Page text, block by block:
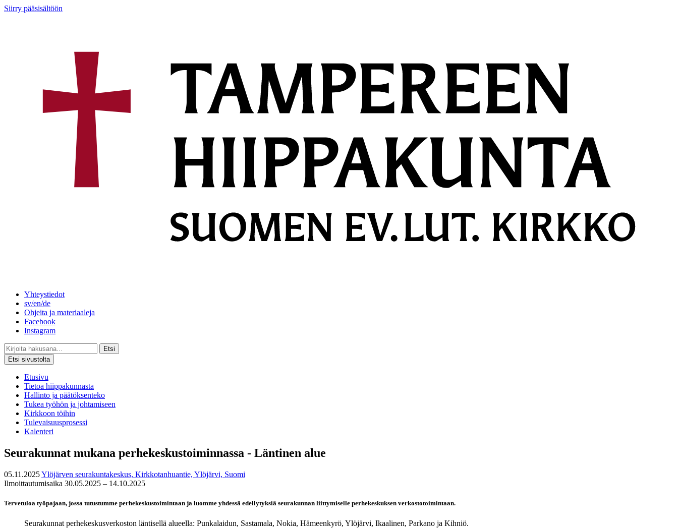
Siirry pääsisältöön
Yhteystiedot
sv/en/de
Ohjeita ja materiaaleja
Facebook
Instagram
Etsi
Etsi sivustolta
Etusivu
Tietoa hiippakunnasta
Hallinto ja päätöksenteko
Tukea työhön ja johtamiseen
Kirkkoon töihin
Tulevaisuusprosessi
Kalenteri
Seurakunnat mukana perhekeskustoiminnassa - Läntinen alue
05.11.2025Ylöjärven seurakuntakeskus, Kirkkotanhuantie, Ylöjärvi, Suomi
Ilmoittautumisaika 30.05.2025 – 14.10.2025
Tervetuloa työpajaan, jossa tutustumme perhekeskustoimintaan ja luomme yhdessä edellytyksiä seurakunnan liittymiselle perhekeskuksen verkostotoimintaan.
Seurakunnat perhekeskusverkoston läntisellä alueella: Punkalaidun, Sastamala, Nokia, Hämeenkyrö, Ylöjärvi, Ikaalinen, Parkano ja Kihniö.